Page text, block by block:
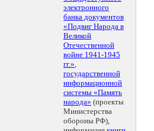
электронного
банка документов
«Подвиг Народа в
Великой
Отечественной
войне 1941-1945
гг.»,
государственной
информационной
системы «Память
народа» (проекты
Министерства
обороны РФ),